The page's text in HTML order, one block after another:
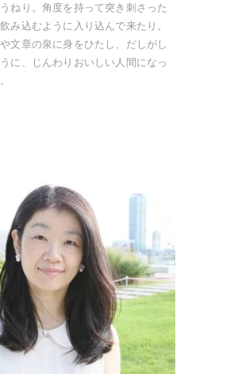
ねり。角度を持って突き刺さった
み込むように入り込んで来たり。
文章の泉に身をひたし、だしがし
に、じんわりおいしい人間になっ